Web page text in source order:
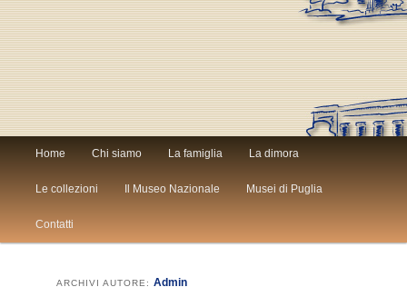
Vai
contenuto
Vai
contenuto
Home Chi siamo La famiglia La dimora
Le collezioni Il Museo Nazionale Musei di Puglia
Contatti
ARCHIVI AUTORE: Admin